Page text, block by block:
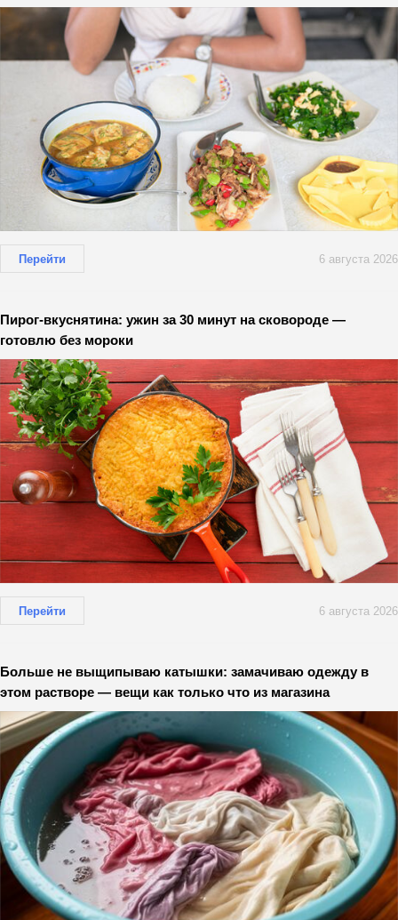
Перейти 6 августа 2026
Пирог-вкуснятина: ужин за 30 минут на сковороде —
готовлю без мороки
Перейти 6 августа 2026
Больше не выщипываю катышки: замачиваю одежду в
этом растворе — вещи как только что из магазина